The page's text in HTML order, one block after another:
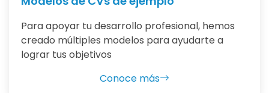
Para apoyar tu desarrollo profesional, hemos
creado múltiples modelos para ayudarte a
lograr tus objetivos
Conoce más